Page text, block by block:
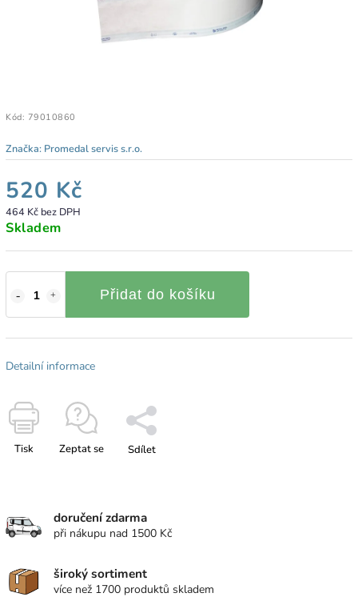
Kód: 79010860
Značka: Promedal servis s.r.o.
520 Kč
464 Kč bez DPH
Skladem
Přidat do košíku
Detailní informace
Tisk Zeptat se Sdílet
doručení zdarma
při nákupu nad 1500 Kč
široký sortiment
více než 1700 produktů skladem